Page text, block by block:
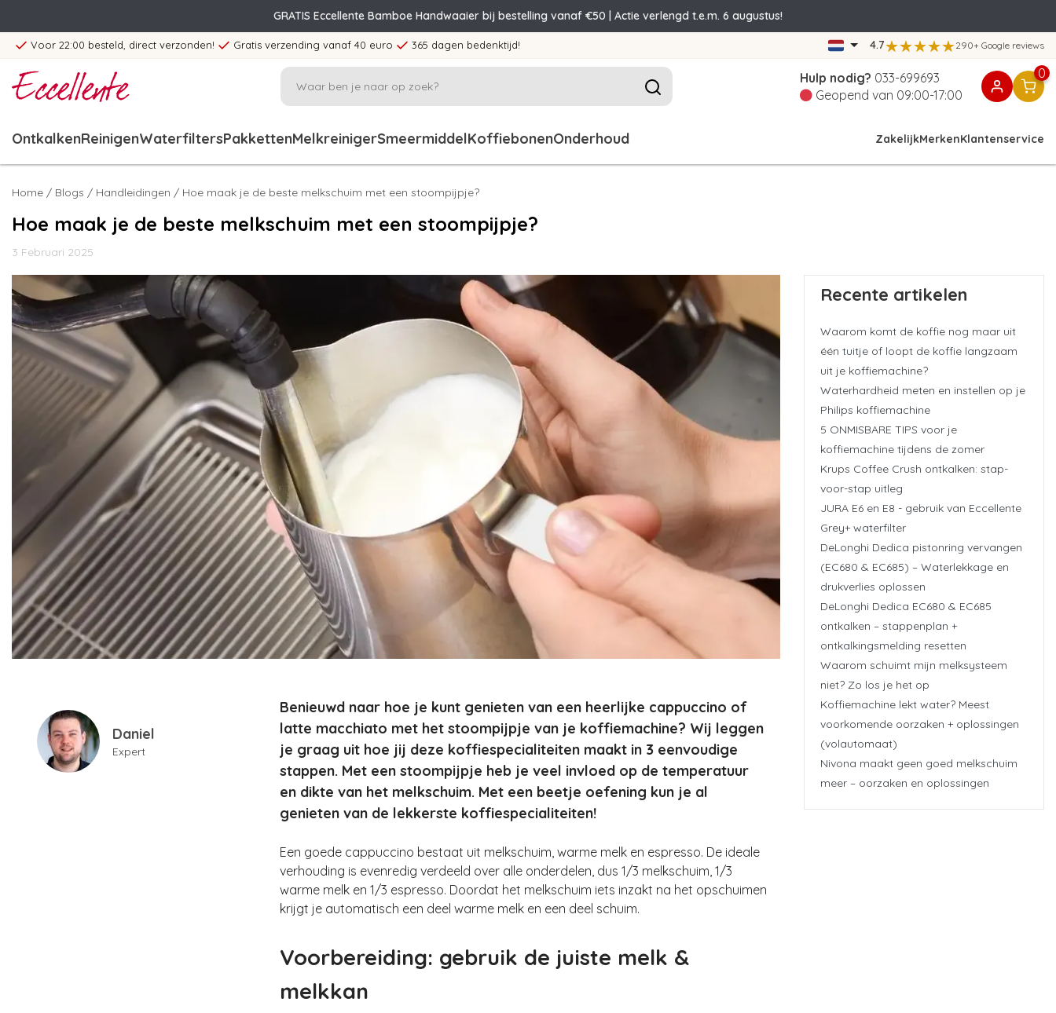
GRATIS Eccellente Bamboe Handwaaier bij bestelling vanaf €50 | Actie verlengd t.e.m. 6 augustus!
Voor 22:00 besteld, direct verzonden! Gratis verzending vanaf 40 euro 365 dagen bedenktijd! 4.7 290+ Google reviews
Hulp nodig? 033-699693
Geopend van 09:00-17:00
0
OntkalkenReinigenWaterfiltersPakkettenMelkreinigerSmeermiddelKoffiebonenOnderhoud ZakelijkMerkenKlantenservice
Home / Blogs / Handleidingen / Hoe maak je de beste melkschuim met een stoompijpje?
Hoe maak je de beste melkschuim met een stoompijpje?
3 Februari 2025
Daniel
Expert
Benieuwd naar hoe je kunt genieten van een heerlijke cappuccino of
latte macchiato met het stoompijpje van je koffiemachine? Wij leggen
je graag uit hoe jij deze koffiespecialiteiten maakt in 3 eenvoudige
stappen. Met een stoompijpje heb je veel invloed op de temperatuur
en dikte van het melkschuim. Met een beetje oefening kun je al
genieten van de lekkerste koffiespecialiteiten!
Een goede cappuccino bestaat uit melkschuim, warme melk en espresso. De ideale
verhouding is evenredig verdeeld over alle onderdelen, dus 1/3 melkschuim, 1/3
warme melk en 1/3 espresso. Doordat het melkschuim iets inzakt na het opschuimen
krijgt je automatisch een deel warme melk en een deel schuim.
Voorbereiding: gebruik de juiste melk &
melkkan
Recente artikelen
Waarom komt de koffie nog maar uit
één tuitje of loopt de koffie langzaam
uit je koffiemachine?
Waterhardheid meten en instellen op je
Philips koffiemachine
5 ONMISBARE TIPS voor je
koffiemachine tijdens de zomer
Krups Coffee Crush ontkalken: stap-
voor-stap uitleg
JURA E6 en E8 - gebruik van Eccellente
Grey+ waterfilter
DeLonghi Dedica pistonring vervangen
(EC680 & EC685) – Waterlekkage en
drukverlies oplossen
DeLonghi Dedica EC680 & EC685
ontkalken – stappenplan +
ontkalkingsmelding resetten
Waarom schuimt mijn melksysteem
niet? Zo los je het op
Koffiemachine lekt water? Meest
voorkomende oorzaken + oplossingen
(volautomaat)
Nivona maakt geen goed melkschuim
meer – oorzaken en oplossingen